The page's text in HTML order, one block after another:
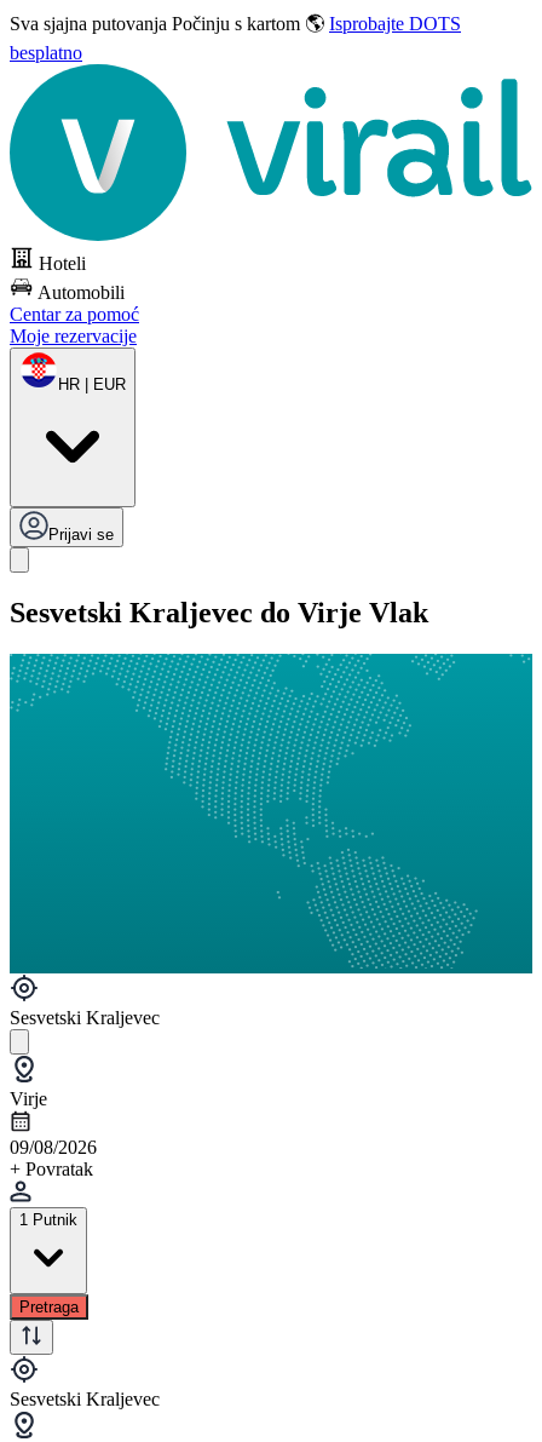
Sva sjajna putovanja Počinju s kartom 🌎 Isprobajte DOTS
besplatno
Hoteli
Automobili
Centar za pomoć
Moje rezervacije
HR | EUR
Prijavi se
Sesvetski Kraljevec do Virje Vlak
Sesvetski Kraljevec
Virje
09/08/2026
+ Povratak
1 Putnik
Pretraga
Sesvetski Kraljevec